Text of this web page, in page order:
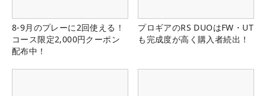
8-9月のプレーに2回使える！
コース限定2,000円クーポン
配布中！
プロギアのRS DUOはFW・UT
も完成度が高く購入者続出！